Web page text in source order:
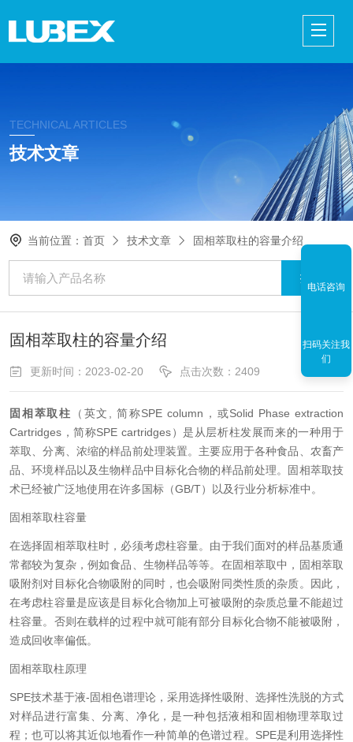
TECHNICAL ARTICLES
技术文章
当前位置：首页 技术文章 固相萃取柱的容量介绍
固相萃取柱的容量介绍
更新时间：2023-02-20 点击次数：2409
固相萃取柱
（英文, 简称SPE column，或Solid Phase extraction
Cartridges，简称SPE cartridges）是从层析柱发展而来的一种用于
萃取、分离、浓缩的样品前处理装置。主要应用于各种食品、农畜产
品、环境样品以及生物样品中目标化合物的样品前处理。固相萃取技
术已经被广泛地使用在许多国标（GB/T）以及行业分析标准中。
固相萃取柱容量
在选择固相萃取柱时，必须考虑柱容量。由于我们面对的样品基质通
常都较为复杂，例如食品、生物样品等等。在固相萃取中，固相萃取
吸附剂对目标化合物吸附的同时，也会吸附同类性质的杂质。因此，
在考虑柱容量是应该是目标化合物加上可被吸附的杂质总量不能超过
柱容量。否则在载样的过程中就可能有部分目标化合物不能被吸附，
造成回收率偏低。
固相萃取柱原理
SPE技术基于液-固相色谱理论，采用选择性吸附、选择性洗脱的方式
对样品进行富集、分离、净化，是一种包括液相和固相物理萃取过
程；也可以将其近似地看作一种简单的色谱过程。SPE是利用选择性
电话咨询
扫码关注我
们